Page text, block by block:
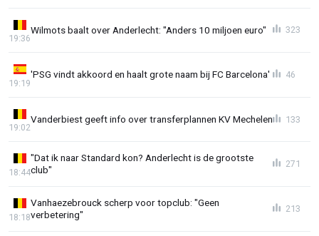
Wilmots baalt over Anderlecht: "Anders 10 miljoen euro"
19:36
323
'PSG vindt akkoord en haalt grote naam bij FC Barcelona'
19:19
46
Vanderbiest geeft info over transferplannen KV Mechelen
19:02
133
"Dat ik naar Standard kon? Anderlecht is de grootste
club"
18:44
271
Vanhaezebrouck scherp voor topclub: "Geen
verbetering"
18:18
213